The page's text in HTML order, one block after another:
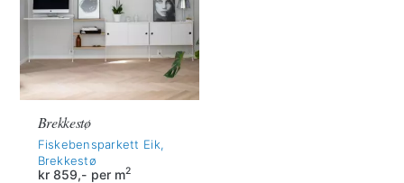
Brekkestø
Fiskebensparkett Eik,
Brekkestø
kr859,- per m2